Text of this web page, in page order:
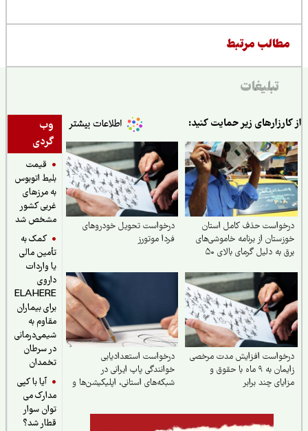
مرتبط
تبلیغات
وب
گردی
قیمت
بلیط اتوبوس
به مرزهای
غربی کشور
مشخص شد
کمک به
تأمین مالی
یا واردات
داروی
ELAHERE
برای بیماران
مقاوم به
شیمی‌درمانی
در سرطان
تخمدان
آیا با کپی
مدارک می
توان سوار
قطار شد؟
زیر حمایت کنید:
حذف کامل استان
از برنامه خاموشی‌های
برق به دلیل گرمای بالای ۵۰
درخواست تحویل خودروهای
فردا موتورز
افزایش مدت مرخصی
زایمان به ۹ ماه با حقوق و
چند برابر
درخواست استعدادیابی
خوانندگی پاپ ایرانی در
شبکه‌های استانی، اپلیکیشن‌ها و